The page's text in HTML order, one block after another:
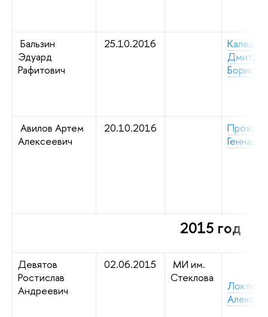
Бальзин
Эдуард
Рафитович
25.10.2016
Каледин
Авилов Артем
Алексеевич
20.10.2016
2015 год
Девятов
Ростислав
Андреевич
02.06.2015
МИ им.
Стеклова
Локтев